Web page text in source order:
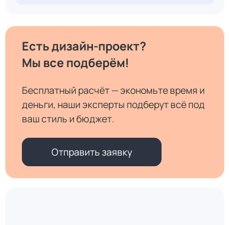
Есть дизайн-проект?
Мы все подберём!
Бесплатный расчёт — экономьте время и
деньги, наши эксперты подберут всё под
ваш стиль и бюджет.
Отправить заявку